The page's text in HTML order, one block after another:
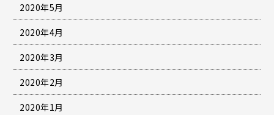
2020年5月
2020年4月
2020年3月
2020年2月
2020年1月